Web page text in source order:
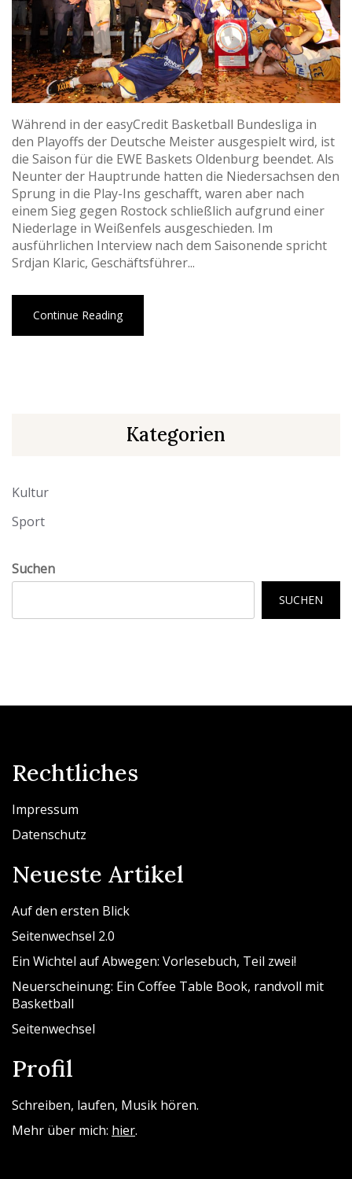
Während in der easyCredit Basketball Bundesliga in
den Playoffs der Deutsche Meister ausgespielt wird, ist
die Saison für die EWE Baskets Oldenburg beendet. Als
Neunter der Hauptrunde hatten die Niedersachsen den
Sprung in die Play-Ins geschafft, waren aber nach
einem Sieg gegen Rostock schließlich aufgrund einer
Niederlage in Weißenfels ausgeschieden. Im
ausführlichen Interview nach dem Saisonende spricht
Srdjan Klaric, Geschäftsführer...
Continue Reading
Kategorien
Kultur
Sport
Suchen
SUCHEN
Rechtliches
Impressum
Datenschutz
Neueste Artikel
Auf den ersten Blick
Seitenwechsel 2.0
Ein Wichtel auf Abwegen: Vorlesebuch, Teil zwei!
Neuerscheinung: Ein Coffee Table Book, randvoll mit
Basketball
Seitenwechsel
Profil
Schreiben, laufen, Musik hören.
Mehr über mich: hier.